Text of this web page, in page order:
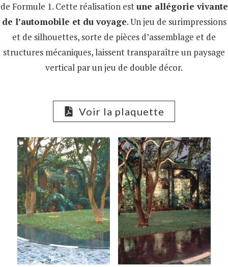
de Formule 1. Cette réalisation estune allégorie vivante
de l’automobile et du voyage. Un jeu de surimpressions
et de silhouettes, sorte de pièces d’assemblage et de
structures mécaniques, laissent transparaître un paysage
vertical par un jeu de double décor.
Voir la plaquette